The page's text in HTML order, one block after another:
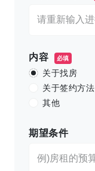
内容 必填
关于找房
关于签约方法
其他
期望条件